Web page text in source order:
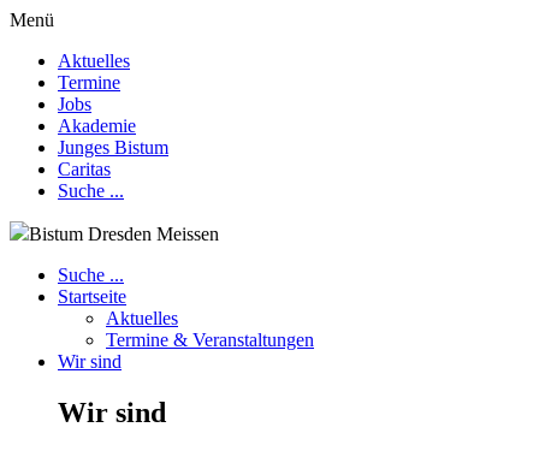
Menü
Aktuelles
Termine
Jobs
Akademie
Junges Bistum
Caritas
Suche ...
Bistum Dresden Meissen
Suche ...
Startseite
Aktuelles
Termine & Veranstaltungen
Wir sind
Wir sind